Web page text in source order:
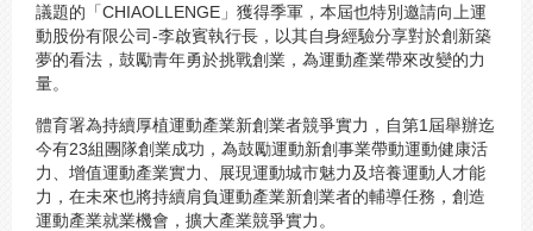
議題的「CHIAOLLENGE」獲得季軍，本屆也特別邀請向上運
動股份有限公司-李啟賓執行長，以其自身經驗分享對於創新築
夢的看法，鼓勵青年勇於挑戰創業，為運動產業帶來改變的力
量。
體育署為持續厚植運動產業新創業者競爭實力，自第1屆舉辦迄
今有23組團隊創業成功，為鼓勵運動新創事業帶動運動健康活
力、增值運動產業實力、展現運動城市魅力及培養運動人才能
力，在未來也將持續肩負運動產業新創業者的輔導任務，創造
運動產業就業機會，擴大產業競爭實力。